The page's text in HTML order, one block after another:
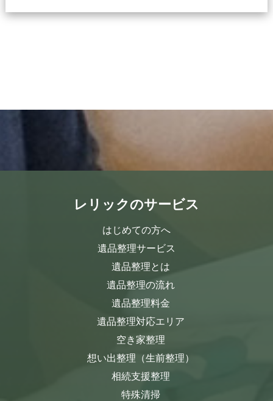
レリックのサービス
はじめての方へ
遺品整理サービス
遺品整理とは
遺品整理の流れ
遺品整理料金
遺品整理対応エリア
空き家整理
想い出整理（生前整理）
相続支援整理
特殊清掃